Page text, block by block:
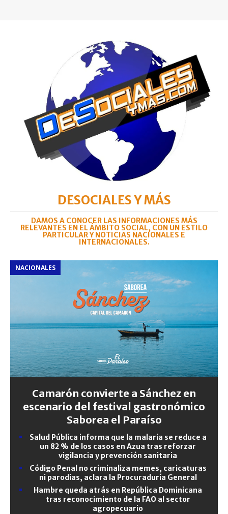
DESOCIALES Y MÁS
DAMOS A CONOCER LAS INFORMACIONES MÁS
RELEVANTES EN EL ÁMBITO SOCIAL, CON UN ESTILO
PARTICULAR Y NOTICIAS NACIONALES E
INTERNACIONALES.
NACIONALES
Camarón convierte a Sánchez en
escenario del festival gastronómico
Saborea el Paraíso
Salud Pública informa que la malaria se reduce a
un 82 % de los casos en Azua tras reforzar
vigilancia y prevención sanitaria
Código Penal no criminaliza memes, caricaturas
ni parodias, aclara la Procuraduría General
Hambre queda atrás en República Dominicana
tras reconocimiento de la FAO al sector
agropecuario